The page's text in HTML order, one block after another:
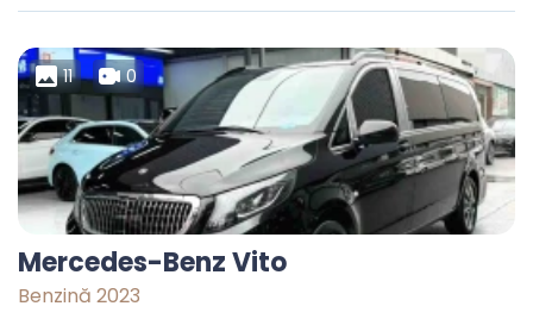
11 0
Mercedes-Benz Vito
Benzină 2023